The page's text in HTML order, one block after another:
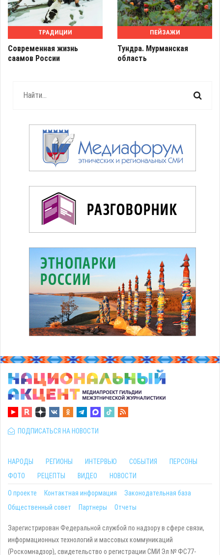
ТРАДИЦИИ
Современная жизнь
саамов России
ПЕЙЗАЖИ
Тундра. Мурманская
область
ПОДПИСАТЬСЯ НА НОВОСТИ
НАРОДЫ РЕГИОНЫ ИНТЕРВЬЮ СОБЫТИЯ
ПЕРСОНЫ
ФОТО
РЕЦЕПТЫ ВИДЕО НОВОСТИ
О проекте Контактная информация
Законодательная база
Общественный совет
Партнеры Отчеты
Зарегистрирован Федеральной службой по надзору в сфере связи,
информационных технологий и массовых коммуникаций
(Роскомнадзор), свидетельство о регистрации СМИ Эл № ФС77-